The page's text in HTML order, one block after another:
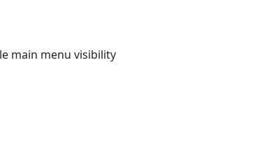
main menu visibility